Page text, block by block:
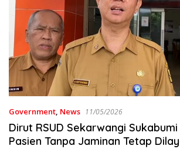
Government, News 11/05/2026
Dirut RSUD Sekarwangi
Pasien Tanpa Jaminan Tetap